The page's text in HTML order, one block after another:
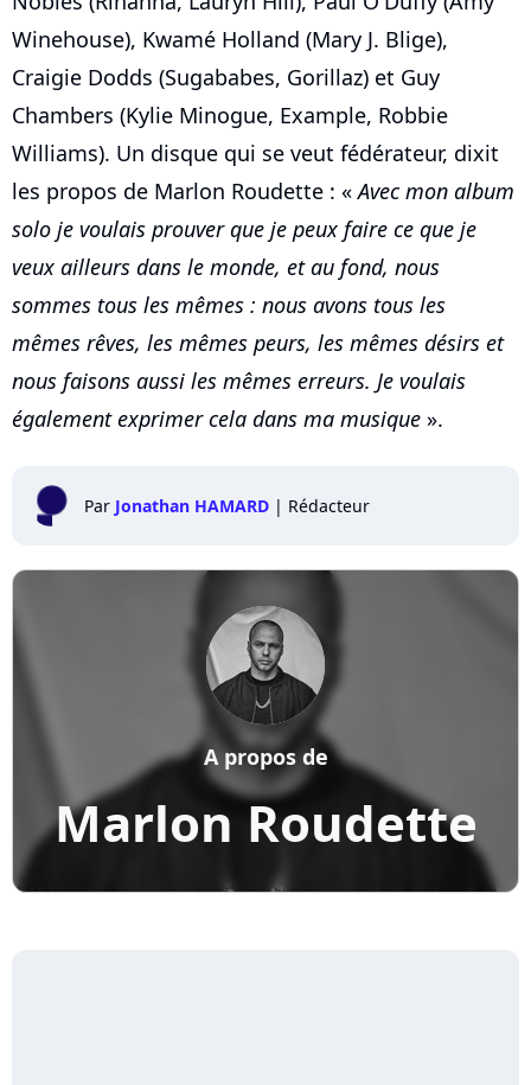
Winehouse), Kwamé Holland (Mary J. Blige),
Craigie Dodds (Sugababes, Gorillaz) et Guy
Chambers (Kylie Minogue, Example, Robbie
Williams). Un disque qui se veut fédérateur, dixit
les propos de Marlon Roudette : «Avec mon album
solo je voulais prouver que je peux faire ce que je
veux ailleurs dans le monde, et au fond, nous
sommes tous les mêmes : nous avons tous les
mêmes rêves, les mêmes peurs, les mêmes désirs et
nous faisons aussi les mêmes erreurs. Je voulais
également exprimer cela dans ma musique ».
Par Jonathan HAMARD | Rédacteur
Marlon Roudette
A propos de